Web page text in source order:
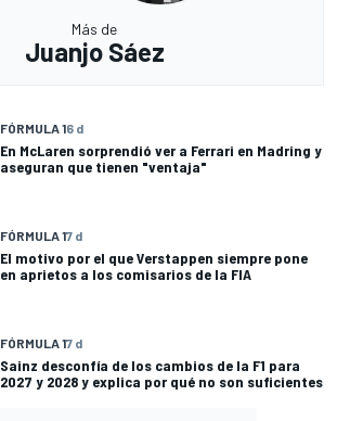
Más de
Juanjo Sáez
FÓRMULA 16 d
En McLaren sorprendió ver a Ferrari en Madring y
aseguran que tienen "ventaja"
FÓRMULA 17 d
El motivo por el que Verstappen siempre pone
en aprietos a los comisarios de la FIA
FÓRMULA 17 d
Sainz desconfía de los cambios de la F1 para
2027 y 2028 y explica por qué no son suficientes